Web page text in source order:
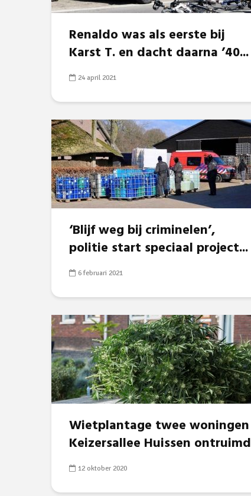
Renaldo was als eerste bij
Karst T. en dacht daarna ’40...
24 april 2021
‘Blijf weg bij criminelen’,
politie start speciaal project...
6 februari 2021
Wietplantage twee woningen
Keizersallee Huissen ontruimd
12 oktober 2020